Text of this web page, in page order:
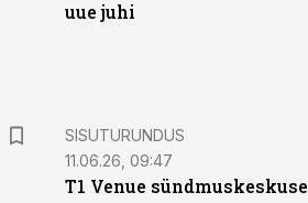
uue juhi
ST
SISUTURUNDUS
11.06.26, 09:47
T1 Venue sündmuskeskuse